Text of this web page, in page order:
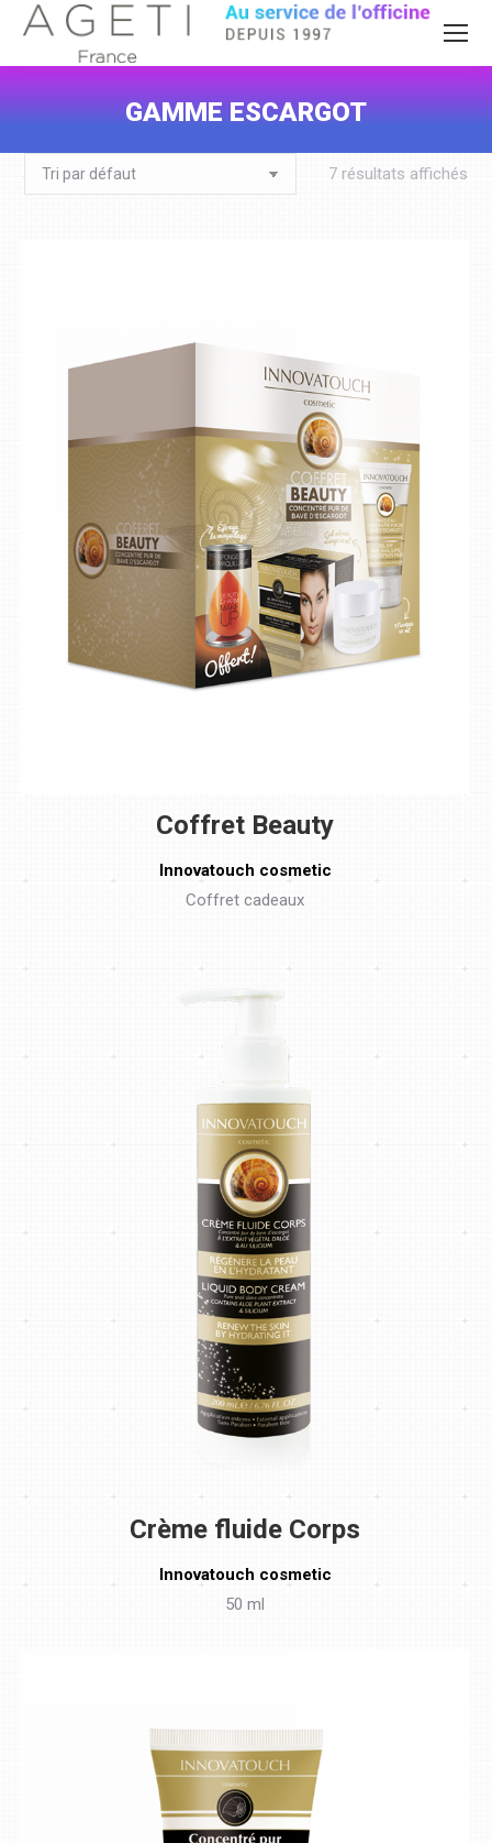
GAMME ESCARGOT
7 résultats affichés
Coffret Beauty
Innovatouch cosmetic
Coffret cadeaux
Crème fluide Corps
Innovatouch cosmetic
50 ml